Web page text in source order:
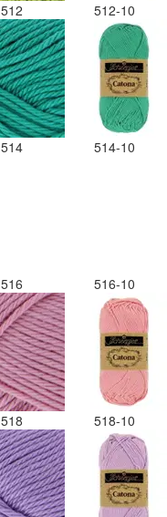
512 512-10
514 514-10
516 516-10
518 518-10